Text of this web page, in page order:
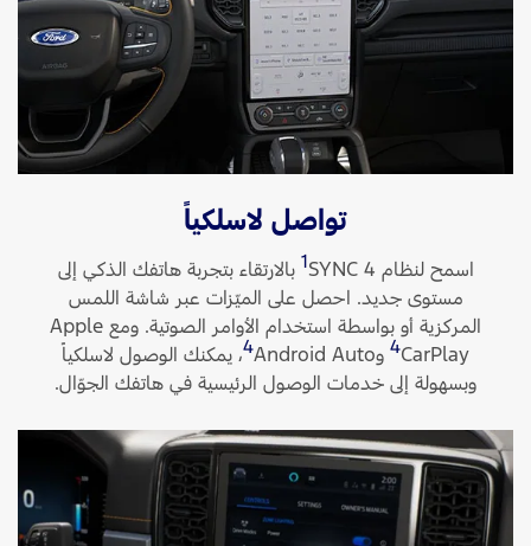
تواصل لاسلكياً
اسمح لنظام SYNC 4‏ 1 بالارتقاء بتجربة هاتفك الذكي إلى
مستوى جديد. احصل على الميّزات عبر شاشة اللمس
المركزية أو بواسطة استخدام الأوامر الصوتية. ومع Apple
CarPlay
4 وAndroid Auto 4‏، يمكنك الوصول لاسلكياً
وبسهولة إلى خدمات الوصول الرئيسية في هاتفك الجوّال.